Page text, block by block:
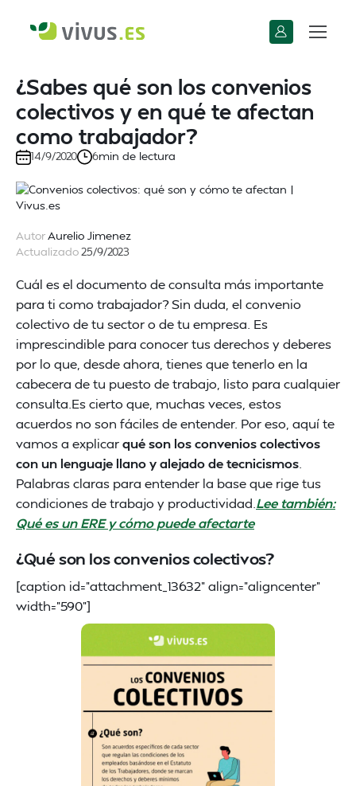
¿Sabes qué son los convenios
colectivos y en qué te afectan
como trabajador?
14/9/2020 6min de lectura
AutorAurelio Jimenez
Actualizado25/9/2023
Cuál es el documento de consulta más importante
para ti como trabajador? Sin duda, el convenio
colectivo de tu sector o de tu empresa. Es
imprescindible para conocer tus derechos y deberes
por lo que, desde ahora, tienes que tenerlo en la
cabecera de tu puesto de trabajo, listo para cualquier
consulta.Es cierto que, muchas veces, estos
acuerdos no son fáciles de entender. Por eso, aquí te
vamos a explicarqué son los convenios colectivos
con un lenguaje llano y alejado de tecnicismos
Palabras claras para entender la base que rige tus
condiciones de trabajo y productividad. Lee también:
Qué es un ERE y cómo puede afectarte
¿Qué son los convenios colectivos?
[caption id="attachment_13632" align="aligncenter"
width="590"]